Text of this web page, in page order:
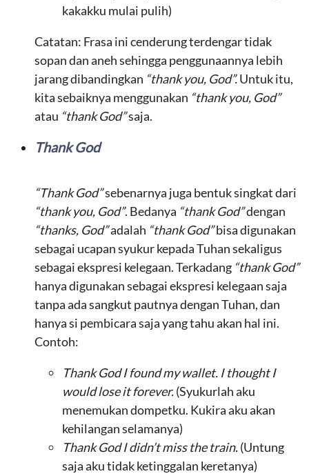
kakakku mulai pulih)
Catatan: Frasa ini cenderung terdengar tidak
sopan dan aneh sehingga penggunaannya lebih
jarang dibandingkan “thank you, God”.Untuk itu,
kita sebaiknya menggunakan “thank you, God”
atau “thank God”saja.
Thank God
“Thank God”sebenarnya juga bentuk singkat dari
“thank you, God”. Bedanya “thank God”dengan
“thanks, God”adalah “thank God”bisa digunakan
sebagai ucapan syukur kepada Tuhan sekaligus
sebagai ekspresi kelegaan. Terkadang “thank God”
hanya digunakan sebagai ekspresi kelegaan saja
tanpa ada sangkut pautnya dengan Tuhan, dan
hanya si pembicara saja yang tahu akan hal ini.
Contoh:
Thank God I found my wallet. I thought I
would lose it forever.(Syukurlah aku
menemukan dompetku. Kukira aku akan
kehilangan selamanya)
Thank God I didn’t miss the train.(Untung
saja aku tidak ketinggalan keretanya)